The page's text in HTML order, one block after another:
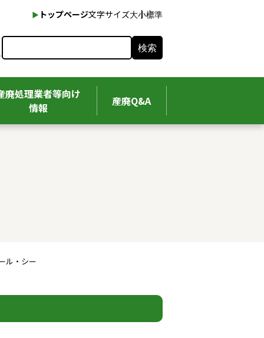
本文へ
トップページ文字サイズ大小標準
検索
廃処理業者等向け
情報
産廃Q&A
ル・シー